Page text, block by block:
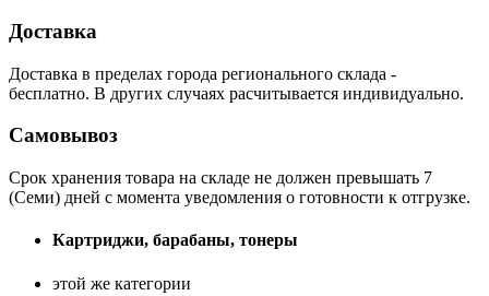
Доставка
Доставка в пределах города регионального склада -
бесплатно. В других случаях расчитывается индивидуально.
Самовывоз
Срок хранения товара на складе не должен превышать 7
(Семи) дней с момента уведомления о готовности к отгрузке.
Картриджи, барабаны, тонеры
этой же категории